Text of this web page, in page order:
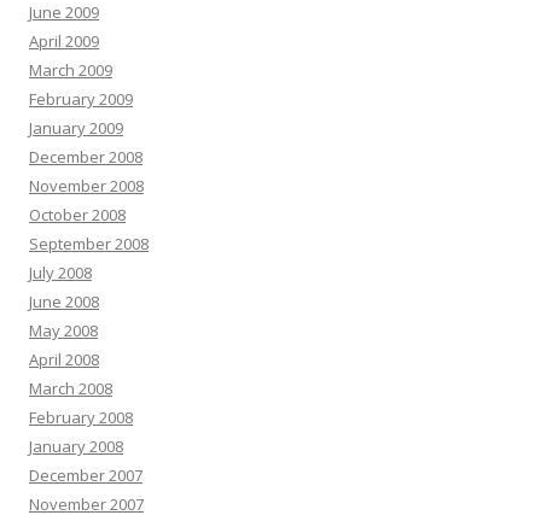
June 2009
April 2009
March 2009
February 2009
January 2009
December 2008
November 2008
October 2008
September 2008
July 2008
June 2008
May 2008
April 2008
March 2008
February 2008
January 2008
December 2007
November 2007